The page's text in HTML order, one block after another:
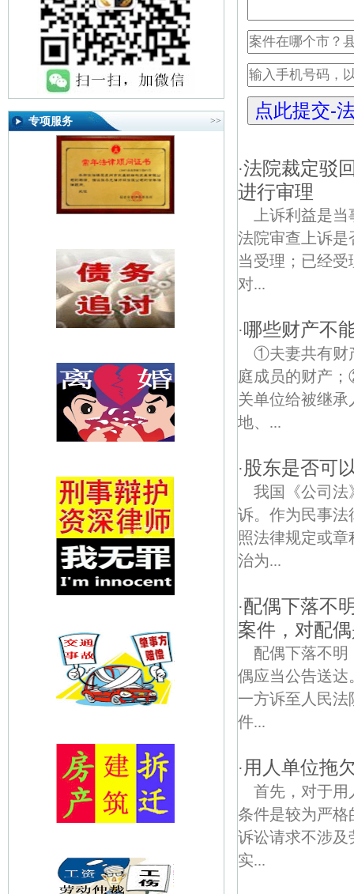
专项服务 >>
·法院裁定驳
进行审理
上诉利益是
法院审查上诉是
当受理；已经
对...
·哪些财产不
①夫妻共有财
庭成员的财产
关单位给被继
地、...
·股东是否可
我国《公司法
诉。作为民事法
照法律规定或
治为...
·配偶下落不
案件，对配
配偶下落不
偶应当公告送达
一方诉至人民
件...
· 用人单位拖
首先，对于用
条件是较为严
诉讼请求不涉及
实...